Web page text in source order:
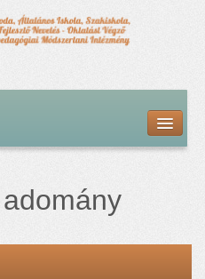
adomány